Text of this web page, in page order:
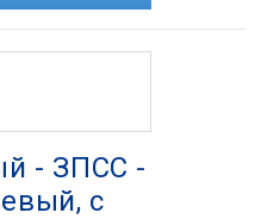
- ЗПСС -
с